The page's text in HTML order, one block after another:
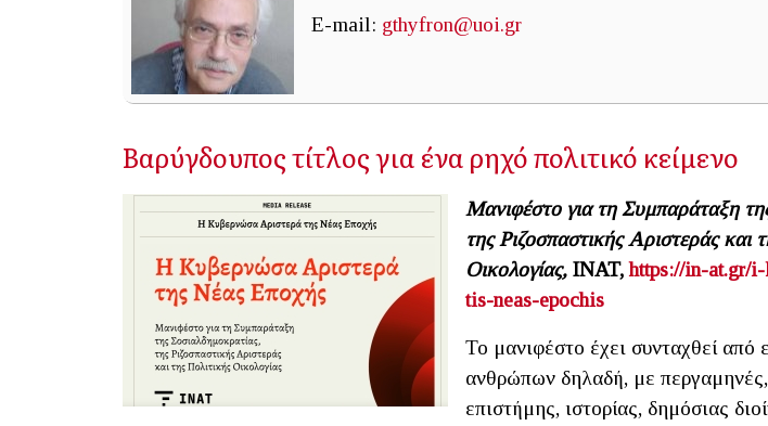
E-mail: gthyfron@uoi.gr
Βαρύγδουπος τίτλος για ένα ρηχό πολιτικό κείμενο
Μανιφέστο για τη Συμπαράταξη
της Ριζοσπαστικής Αριστεράς και
Οικολογίας, INAT,https://in-at.gr/
tis-neas-epochis
Το μανιφέστο έχει συνταχθεί από
ανθρώπων δηλαδή, με περγαμηνές,
επιστήμης, ιστορίας, δημόσιας